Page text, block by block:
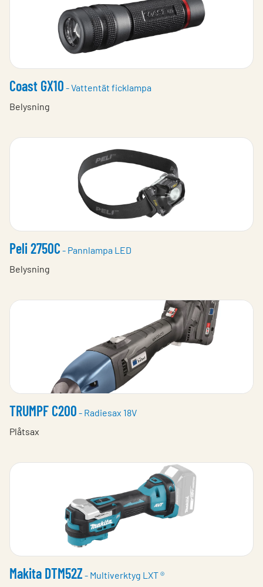
Coast GX10 - Vattentät ficklampa
Belysning
Peli 2750C - Pannlampa LED
Belysning
TRUMPF C200 - Radiesax 18V
Plåtsax
Makita DTM52Z - Multiverktyg LXT ®